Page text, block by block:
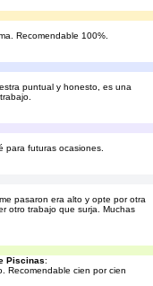
Recomendable 100%.
puntual y honesto, es una
para futuras ocasiones.
pasaron era alto y opte por otra
otro trabajo que surja. Muchas
Piscinas:
Recomendable cien por cien